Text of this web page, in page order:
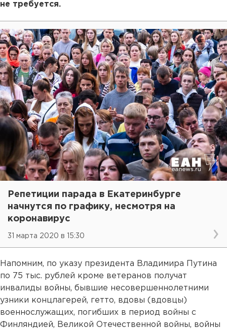
не требуется.
Репетиции парада в Екатеринбурге
начнутся по графику, несмотря на
коронавирус
31 марта 2020 в 15:30
Напомним, по указу президента Владимира Путина
по 75 тыс. рублей кроме ветеранов получат
инвалиды войны, бывшие несовершеннолетними
узники концлагерей, гетто, вдовы (вдовцы)
военнослужащих, погибших в период войны с
Финляндией, Великой Отечественной войны, войны